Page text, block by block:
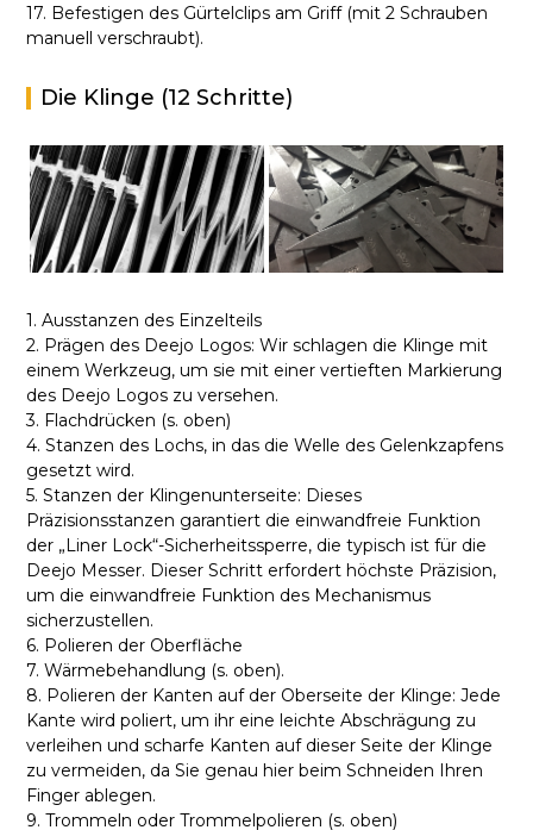
17. Befestigen des Gürtelclips am Griff (mit 2 Schrauben
manuell verschraubt).
Die Klinge (12 Schritte)
1. Ausstanzen des Einzelteils
2. Prägen des Deejo Logos: Wir schlagen die Klinge mit
einem Werkzeug, um sie mit einer vertieften Markierung
des Deejo Logos zu versehen.
3. Flachdrücken (s. oben)
4. Stanzen des Lochs, in das die Welle des Gelenkzapfens
gesetzt wird.
5. Stanzen der Klingenunterseite: Dieses
Präzisionsstanzen garantiert die einwandfreie Funktion
der „Liner Lock“-Sicherheitssperre, die typisch ist für die
Deejo Messer. Dieser Schritt erfordert höchste Präzision,
um die einwandfreie Funktion des Mechanismus
sicherzustellen.
6. Polieren der Oberfläche
7. Wärmebehandlung (s. oben).
8. Polieren der Kanten auf der Oberseite der Klinge: Jede
Kante wird poliert, um ihr eine leichte Abschrägung zu
verleihen und scharfe Kanten auf dieser Seite der Klinge
zu vermeiden, da Sie genau hier beim Schneiden Ihren
Finger ablegen.
9. Trommeln oder Trommelpolieren (s. oben)